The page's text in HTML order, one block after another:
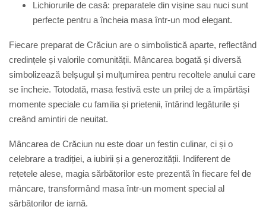
Lichiorurile de casă: preparatele din vișine sau nuci sunt
perfecte pentru a încheia masa într-un mod elegant.
Fiecare preparat de Crăciun are o simbolistică aparte, reflectând
credințele și valorile comunității. Mâncarea bogată și diversă
simbolizează belșugul și mulțumirea pentru recoltele anului care
se încheie. Totodată, masa festivă este un prilej de a împărtăși
momente speciale cu familia și prietenii, întărind legăturile și
creând amintiri de neuitat.
Mâncarea de Crăciun nu este doar un festin culinar, ci și o
celebrare a tradiției, a iubirii și a generozității. Indiferent de
rețetele alese, magia sărbătorilor este prezentă în fiecare fel de
mâncare, transformând masa într-un moment special al
sărbătorilor de iarnă.